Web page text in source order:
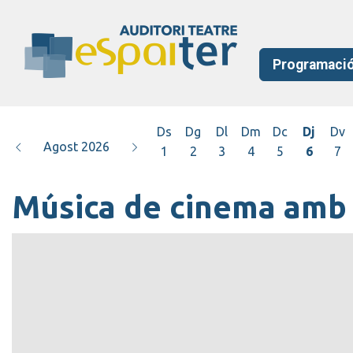
Agost 2026
Ds
1
Dg
2
Dl
3
Dm
4
Dc
5
Dj
6
Dv
7
Música de cinema